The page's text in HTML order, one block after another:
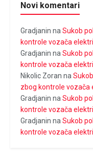
Novi komentari
Gradjanin na Sukob
kontrole vozača
Gradjanin na Sukob
kontrole vozača
Nikolic Zoran na
zbog kontrole vozača
Gradjanin na Sukob
kontrole vozača
Gradjanin na Sukob
kontrole vozača